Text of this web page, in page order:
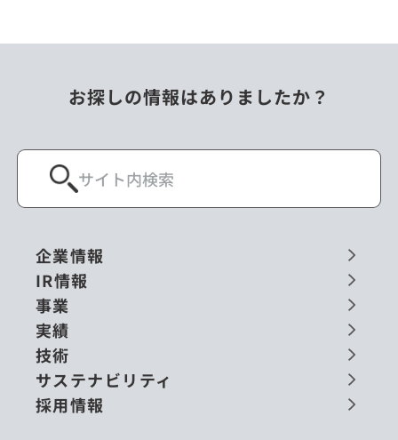
お探しの情報はありましたか？
企業情報
IR情報
事業
実績
技術
サステナビリティ
採用情報